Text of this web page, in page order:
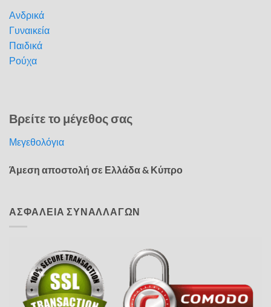
Ανδρικά
Γυναικεία
Παιδικά
Ρούχα
Βρείτε το μέγεθος σας
Μεγεθολόγια
Άμεση αποστολή σε Ελλάδα & Κύπρο
ΑΣΦΑΛΕΙΑ ΣΥΝΑΛΛΑΓΩΝ